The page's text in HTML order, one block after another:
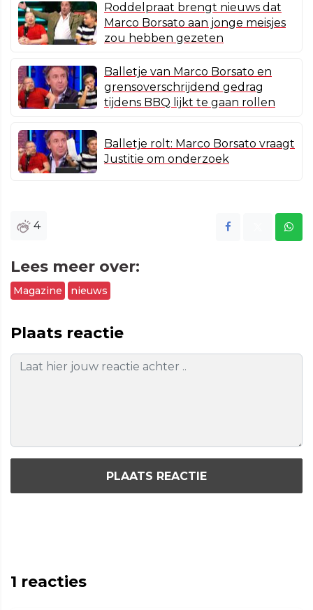
Roddelpraat brengt nieuws dat
Marco Borsato aan jonge meisjes
zou hebben gezeten
Balletje van Marco Borsato en
grensoverschrijdend gedrag
tijdens BBQ lijkt te gaan rollen
Balletje rolt: Marco Borsato vraagt
Justitie om onderzoek
4
Lees meer over:
Magazine nieuws
Plaats reactie
PLAATS REACTIE
1 reacties